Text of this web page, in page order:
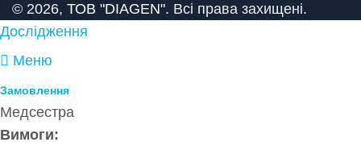
© 2026, ТОВ "DIAGEN". Всі права захищені.
Дослідження
Меню
Замовлення
Медсестра
Вимоги: